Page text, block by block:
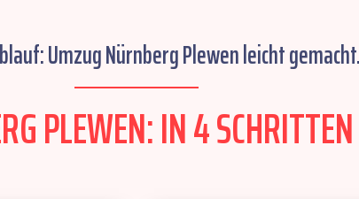
Umzug Nürnberg Plewen leicht
PLEWEN: IN 4